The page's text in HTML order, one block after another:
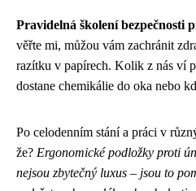
Pravidelná školení bezpečnosti
věřte mi, můžou vám zachránit
razítku v papírech. Kolik z nás ví
dostane chemikálie do oka nebo
Po celodenním stání a práci v
že? Ergonomické podložky proti
nejsou zbytečný luxus – jsou to